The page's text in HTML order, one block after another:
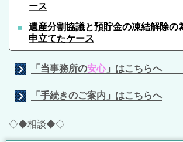
ース
遺産分割協議と預貯金の凍結解除の
申立てたケース
「当事務所の安心」はこちら
「手続きのご案内」はこちらへ
◇◆相談◆◇